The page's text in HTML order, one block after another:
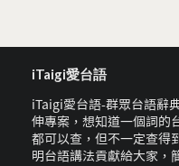
iTaigi愛台語
iTaigi愛台語-群眾台語辭
伸專案，想知道一個詞的
都可以查，但不一定查得
明台語講法貢獻給大家，